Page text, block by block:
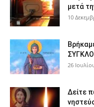
μετά
10
26
Δείτε